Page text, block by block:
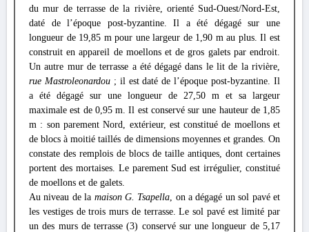
du mur de terrasse de la rivière, orienté Sud-Ouest/Nord-Est,
daté de l’époque post-byzantine. Il a été dégagé sur une
longueur de 19,85 m pour une largeur de 1,90 m au plus. Il est
construit en appareil de moellons et de gros galets par endroit.
Un autre mur de terrasse a été dégagé dans le lit de la rivière,
rue Mastroleonardou; il est daté de l’époque post-byzantine. Il
a été dégagé sur une longueur de 27,50 m et sa largeur
maximale est de 0,95 m. Il est conservé sur une hauteur de 1,85
m : son parement Nord, extérieur, est constitué de moellons et
de blocs à moitié taillés de dimensions moyennes et grandes. On
constate des remplois de blocs de taille antiques, dont certaines
portent des mortaises. Le parement Sud est irrégulier, constitué
de moellons et de galets.
Au niveau de la maison G. Tsapella, on a dégagé un sol pavé et
les vestiges de trois murs de terrasse. Le sol pavé est limité par
un des murs de terrasse (3) conservé sur une longueur de 5,17